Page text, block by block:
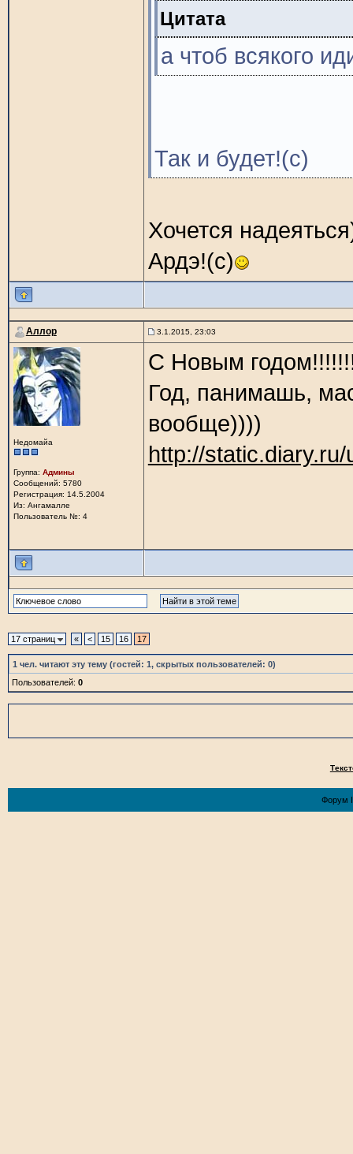
Цитата
а чтоб всякого
Так и будет!(с)
Хочется
Ардэ!(с)
Аллор 3.1.2015, 23:03
Недомайа
Группа: Админы
Сообщений: 5780
Регистрация: 14.5.2004
Из: Ангамалле
Пользователь №: 4
С Новым
Год, панимашь,
вообще))))
http://
17 страниц « < 15 16 17
1 чел. читают эту тему (гостей: 1, скрытых пользователей: 0)
Пользователей: 0
Форум